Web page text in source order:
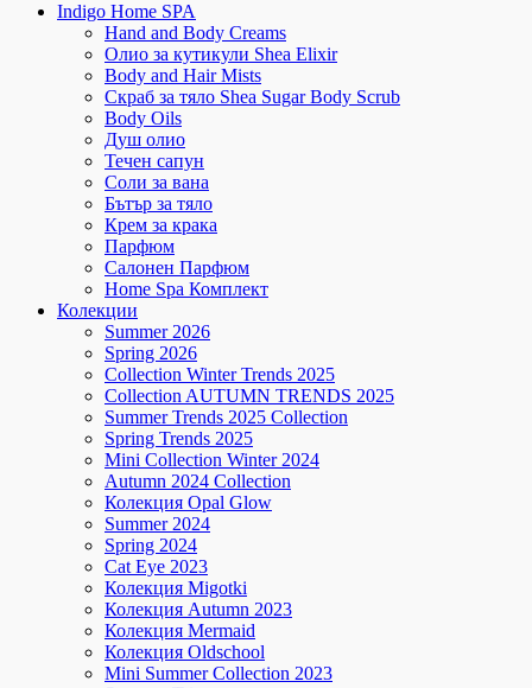
Indigo Home SPA
Hand and Body Creams
Олио за кутикули Shea Elixir
Body and Hair Mists
Скраб за тяло Shea Sugar Body Scrub
Body Oils
Душ олио
Течен сапун
Соли за вана
Бътър за тяло
Крем за крака
Парфюм
Салонен Парфюм
Home Spa Комплект
Колекции
Summer 2026
Spring 2026
Collection Winter Trends 2025
Collection AUTUMN TRENDS 2025
Summer Trends 2025 Collection
Spring Trends 2025
Mini Collection Winter 2024
Autumn 2024 Collection
Колекция Opal Glow
Summer 2024
Spring 2024
Cat Eye 2023
Колекция Migotki
Колекция Autumn 2023
Колекция Mermaid
Колекция Oldschool
Mini Summer Collection 2023